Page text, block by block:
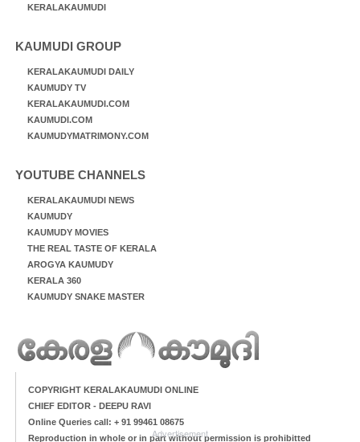
KERALAKAUMUDI
KAUMUDI GROUP
KERALAKAUMUDI DAILY
KAUMUDY TV
KERALAKAUMUDI.COM
KAUMUDI.COM
KAUMUDYMATRIMONY.COM
YOUTUBE CHANNELS
KERALAKAUMUDI NEWS
KAUMUDY
KAUMUDY MOVIES
THE REAL TASTE OF KERALA
AROGYA KAUMUDY
KERALA 360
KAUMUDY SNAKE MASTER
COPYRIGHT KERALAKAUMUDI ONLINE
CHIEF EDITOR - DEEPU RAVI
Online Queries call: + 91 99461 08675
Reproduction in whole or in part without permission is prohibitted
Advertisement